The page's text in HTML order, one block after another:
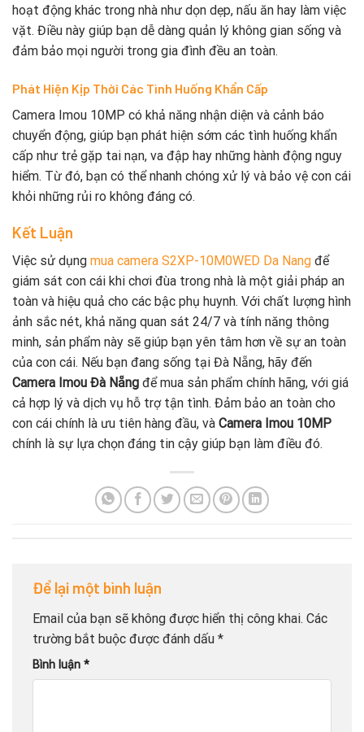
hoạt động khác trong nhà như dọn dẹp, nấu ăn hay làm việc
vặt. Điều này giúp bạn dễ dàng quản lý không gian sống và
đảm bảo mọi người trong gia đình đều an toàn.
Phát Hiện Kịp Thời Các Tình Huống Khẩn Cấp
Camera Imou 10MP có khả năng nhận diện và cảnh báo
chuyển động, giúp bạn phát hiện sớm các tình huống khẩn
cấp như trẻ gặp tai nạn, va đập hay những hành động nguy
hiểm. Từ đó, bạn có thể nhanh chóng xử lý và bảo vệ con cái
khỏi những rủi ro không đáng có.
Kết Luận
Việc sử dụng mua camera S2XP-10M0WED Da Nang để
giám sát con cái khi chơi đùa trong nhà là một giải pháp an
toàn và hiệu quả cho các bậc phụ huynh. Với chất lượng hình
ảnh sắc nét, khả năng quan sát 24/7 và tính năng thông
minh, sản phẩm này sẽ giúp bạn yên tâm hơn về sự an toàn
của con cái. Nếu bạn đang sống tại Đà Nẵng, hãy đến
Camera Imou Đà Nẵng để mua sản phẩm chính hãng, với giá
cả hợp lý và dịch vụ hỗ trợ tận tình. Đảm bảo an toàn cho
con cái chính là ưu tiên hàng đầu, và Camera Imou 10MP
chính là sự lựa chọn đáng tin cậy giúp bạn làm điều đó.
Để lại một bình luận
Email của bạn sẽ không được hiển thị công khai. Các
trường bắt buộc được đánh dấu *
Bình luận *